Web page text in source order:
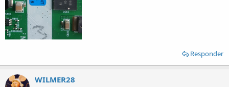
Responder
WILMER28